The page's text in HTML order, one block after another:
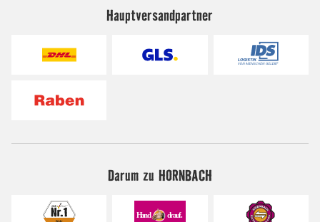
Hauptversandpartner
Darum zu HORNBACH